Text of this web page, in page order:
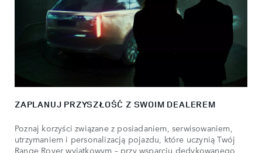
ZAPLANUJ PRZYSZŁOŚĆ Z SWOIM DEALEREM
Poznaj korzyści związane z posiadaniem, serwisowaniem,
utrzymaniem i personalizacją pojazdu, które uczynią Twój
Range Rover wyjątkowym – przy wsparciu dedykowanego